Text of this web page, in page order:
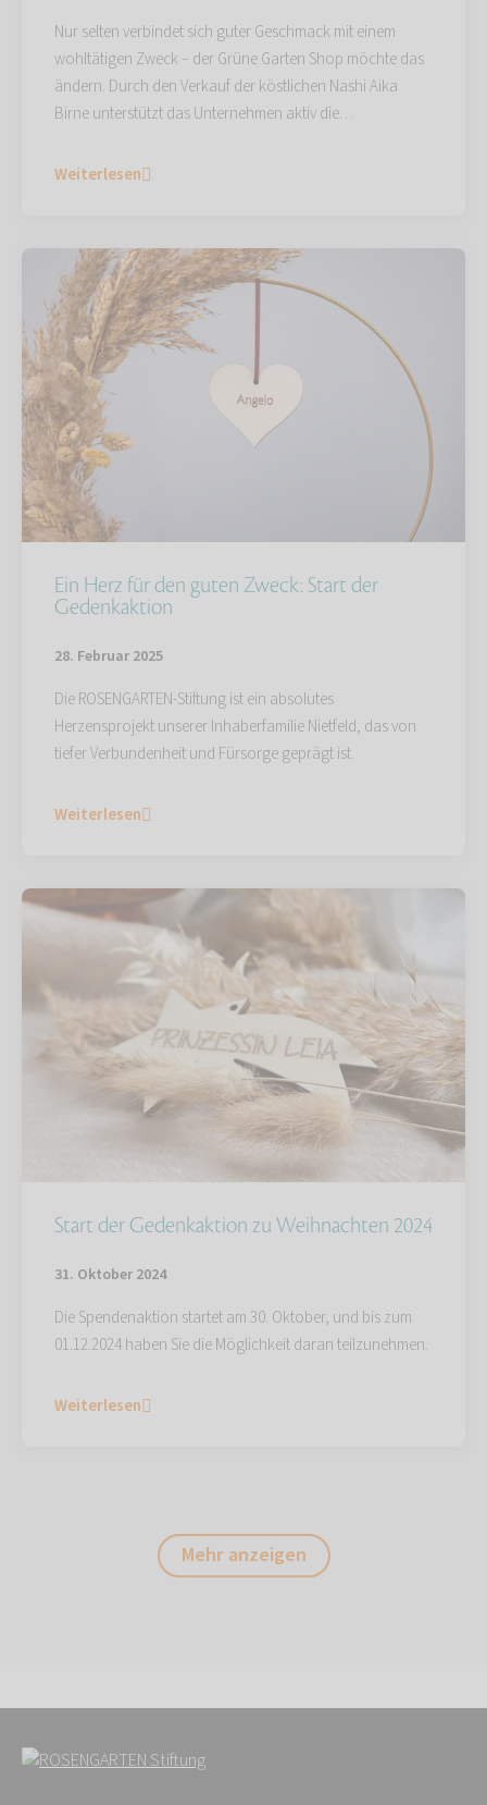
Nur selten verbindet sich guter Geschmack mit einem
wohltätigen Zweck – der Grüne Garten Shop möchte das
ändern. Durch den Verkauf der köstlichen Nashi Aika
Birne unterstützt das Unternehmen aktiv die…
Weiterlesen
Ein Herz für den guten Zweck: Start der
Gedenkaktion
28. Februar 2025
Die ROSENGARTEN-Stiftung ist ein absolutes
Herzensprojekt unserer Inhaberfamilie Nietfeld, das von
tiefer Verbundenheit und Fürsorge geprägt ist.
Weiterlesen
Start der Gedenkaktion zu Weihnachten 2024
31. Oktober 2024
Die Spendenaktion startet am 30. Oktober, und bis zum
01.12.2024 haben Sie die Möglichkeit daran teilzunehmen.
Weiterlesen
Mehr anzeigen